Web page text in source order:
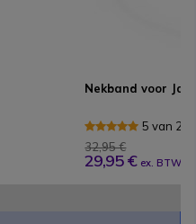
Nekband voor
5 van 2
32,95 €
29,95 € ex. BTW